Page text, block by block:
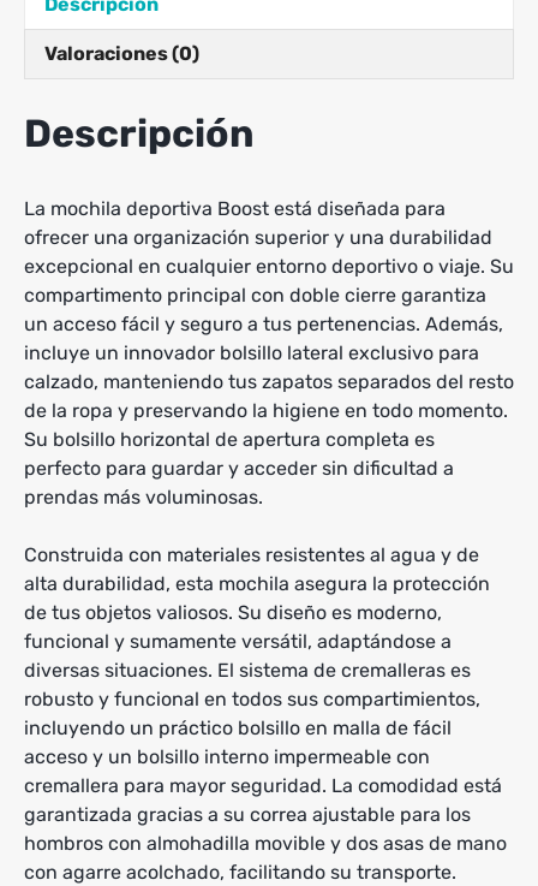
Valoraciones (0)
Descripción
La mochila deportiva Boost está diseñada para
ofrecer una organización superior y una durabilidad
excepcional en cualquier entorno deportivo o viaje. Su
compartimento principal con doble cierre garantiza
un acceso fácil y seguro a tus pertenencias. Además,
incluye un innovador bolsillo lateral exclusivo para
calzado, manteniendo tus zapatos separados del resto
de la ropa y preservando la higiene en todo momento.
Su bolsillo horizontal de apertura completa es
perfecto para guardar y acceder sin dificultad a
prendas más voluminosas.
Construida con materiales resistentes al agua y de
alta durabilidad, esta mochila asegura la protección
de tus objetos valiosos. Su diseño es moderno,
funcional y sumamente versátil, adaptándose a
diversas situaciones. El sistema de cremalleras es
robusto y funcional en todos sus compartimientos,
incluyendo un práctico bolsillo en malla de fácil
acceso y un bolsillo interno impermeable con
cremallera para mayor seguridad. La comodidad está
garantizada gracias a su correa ajustable para los
hombros con almohadilla movible y dos asas de mano
con agarre acolchado, facilitando su transporte.